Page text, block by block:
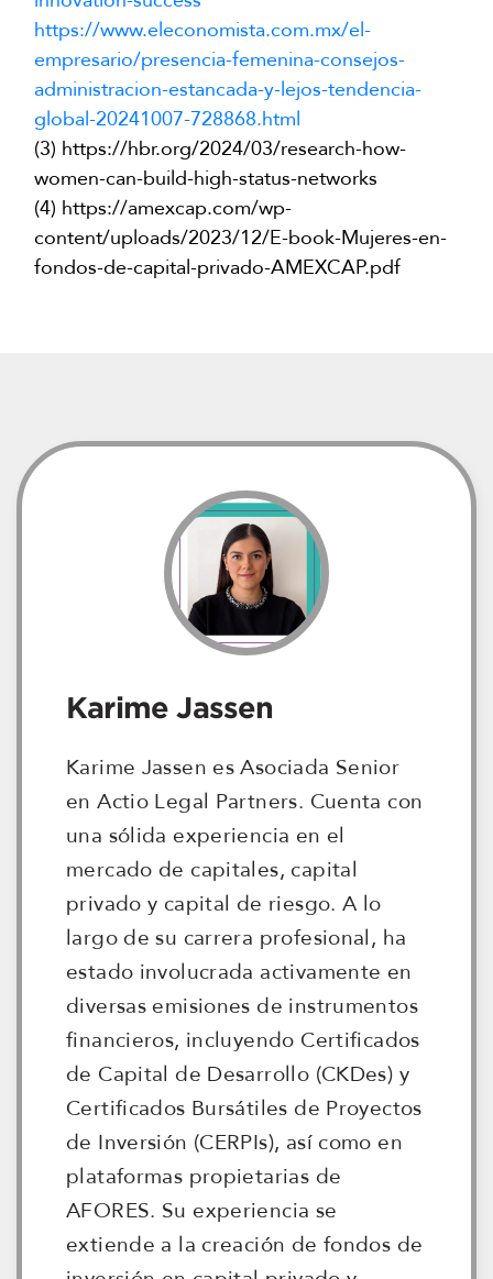
https://www.eleconomista.com.mx/el-
empresario/presencia-femenina-consejos-
administracion-estancada-y-lejos-tendencia-
global-20241007-728868.html
(3) https://hbr.org/2024/03/research-how-
women-can-build-high-status-networks
(4) https://amexcap.com/wp-
content/uploads/2023/12/E-book-Mujeres-en-
fondos-de-capital-privado-AMEXCAP.pdf
Karime Jassen
Karime Jassen es Asociada Senior
en Actio Legal Partners. Cuenta con
una sólida experiencia en el
mercado de capitales, capital
privado y capital de riesgo. A lo
largo de su carrera profesional, ha
estado involucrada activamente en
diversas emisiones de instrumentos
financieros, incluyendo Certificados
de Capital de Desarrollo (CKDes) y
Certificados Bursátiles de Proyectos
de Inversión (CERPIs), así como en
plataformas propietarias de
AFORES. Su experiencia se
extiende a la creación de fondos de